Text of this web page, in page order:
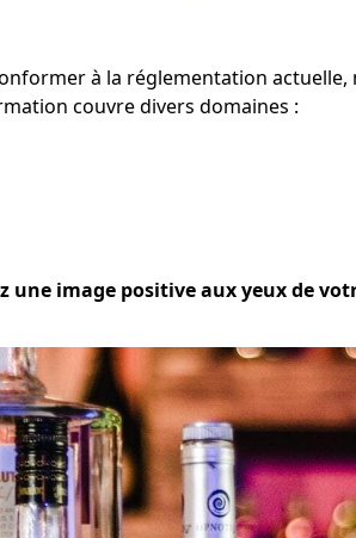
à la réglementation
couvre divers domaines :
image positive aux yeux de